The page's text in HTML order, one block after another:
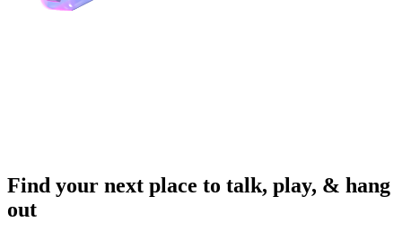
Find your next place to talk, play, & hang
out